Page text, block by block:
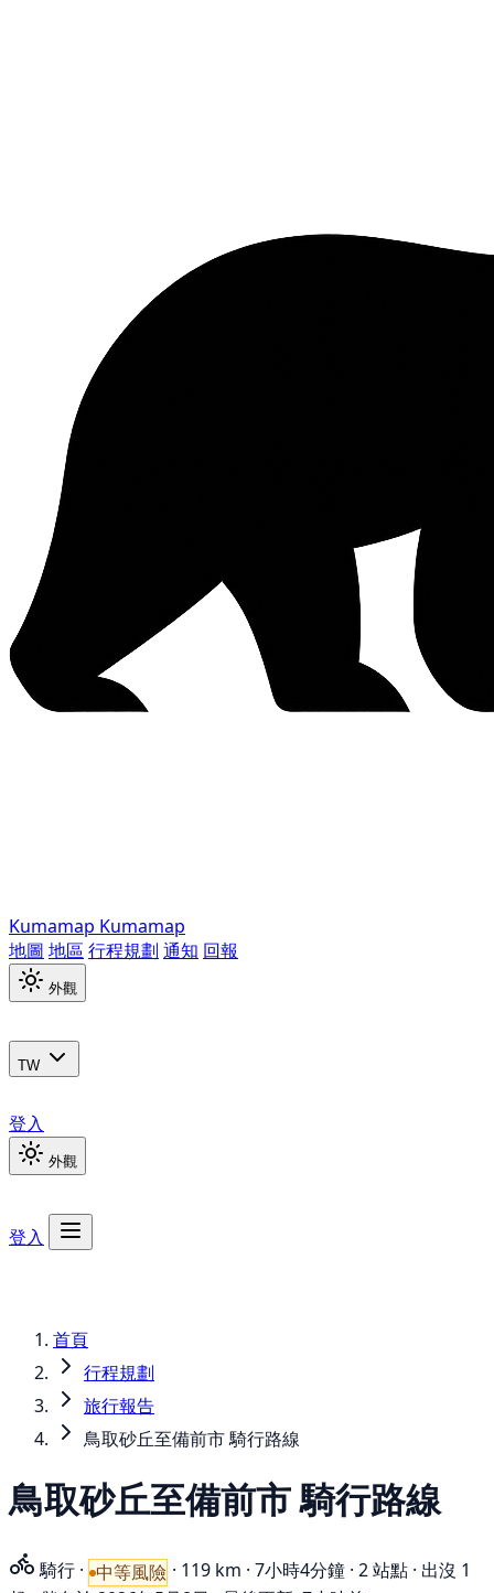
Kumamap Kumamap
地圖 地區 行程規劃 通知 回報
外觀
TW
登入
外觀
登入
首頁
行程規劃
旅行報告
鳥取砂丘至備前市 騎行路線
鳥取砂丘至備前市 騎行路線
騎行 · 中等風險 · 119 km · 7小時4分鐘 · 2 站點 · 出沒 1